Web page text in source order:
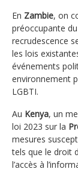
En Zambie, on
préoccupante
recrudescence
les lois
événements
environnement
LGBTI.
Au Kenya, un
loi 2023 sur la
mesures
tels que le droit
l’accès à